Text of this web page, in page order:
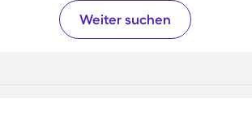
Weiter suchen